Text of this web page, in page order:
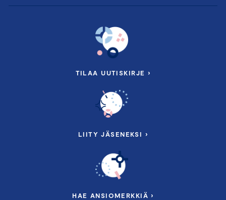
TILAA UUTISKIRJE ›
LIITY JÄSENEKSI ›
HAE ANSIOMERKKIÄ ›